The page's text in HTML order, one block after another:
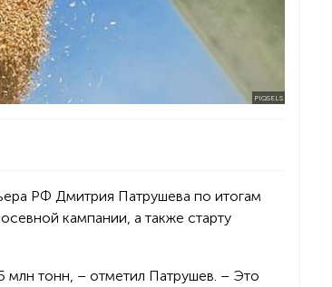
PIQSELS
РФ Дмитрия Патрушева по итогам
кампании, а также старту
тонн, – отметил Патрушев. – Это